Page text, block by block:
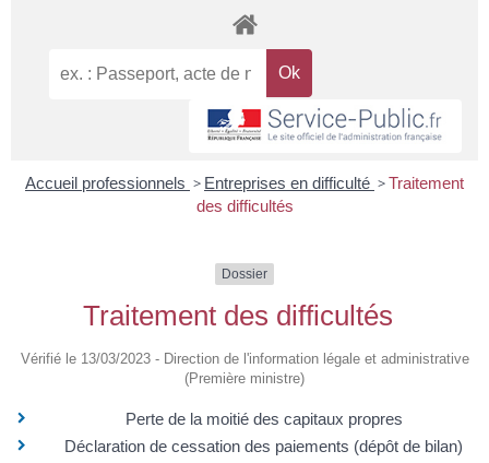
Accueil professionnels > Entreprises en difficulté >Traitement
des difficultés
Dossier
Traitement des difficultés
Vérifié le 13/03/2023 - Direction de l'information légale et administrative
(Première ministre)
Perte de la moitié des capitaux propres
Déclaration de cessation des paiements (dépôt de bilan)